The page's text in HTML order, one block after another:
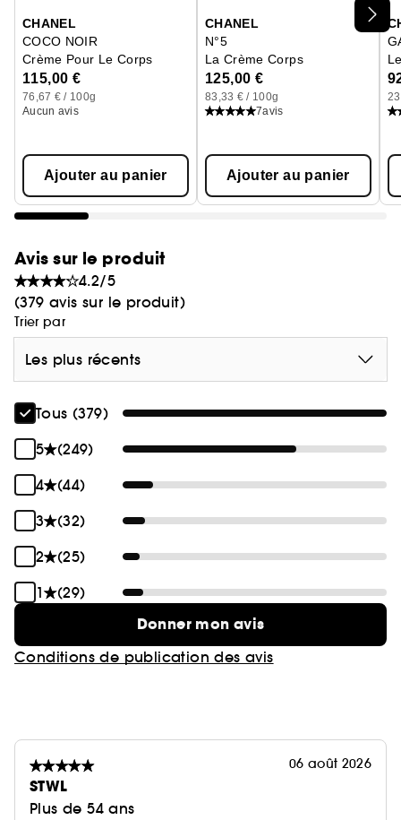
fraîche et pétillante. Pour laisser entrevoir la tubéreuse
de Grasse captée dans son habit le plus précieux.
C’est LA fleur absolue, une fleur CHANEL rayonnante
et étincelante, purement féminine.
CHANEL
COCO NOIR
Crème Pour Le Corps
115,00 €
76,67 € / 100g
Aucun avis
Ajouter au panier
CHANEL
N°5
La Crème Corps
125,00 €
83,33 € / 100g
7avis
Ajouter au panier
Avis sur le produit
4.2/5
(379 avis sur le produit)
Trier par
Les plus récents
Tous (379)
5
(249)
4
(44)
3
(32)
2
(25)
1
(29)
Donner mon avis
Conditions de publication des avis
06 août 2026
STWL
Plus de 54 ans